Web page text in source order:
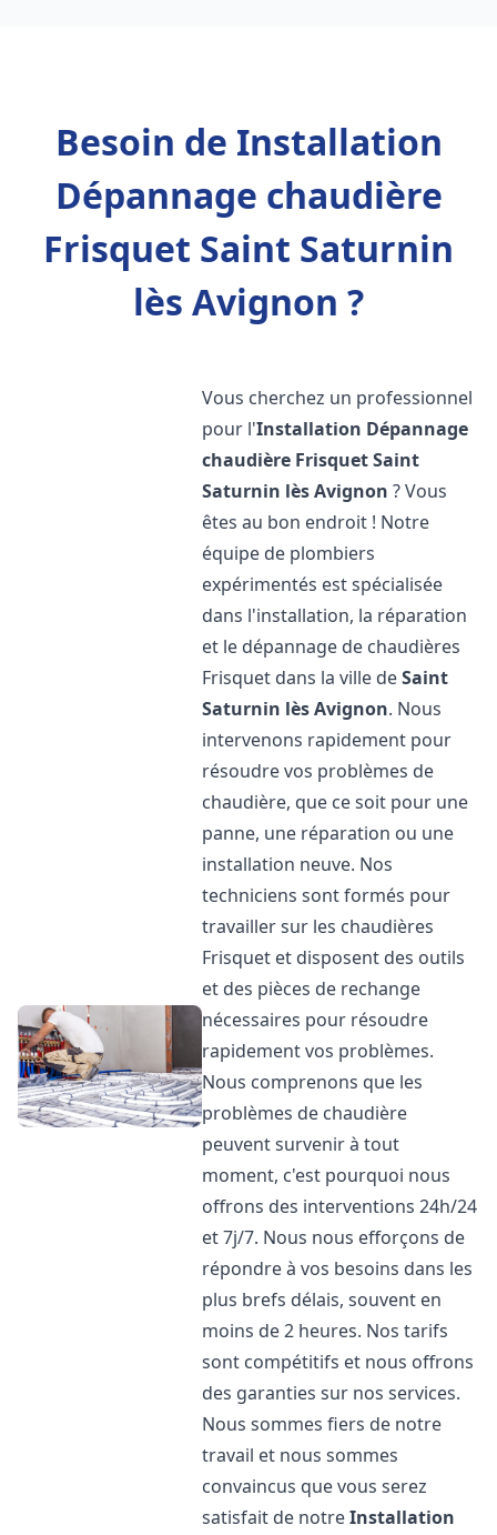
Besoin de Installation
Dépannage chaudière
Frisquet Saint Saturnin
lès Avignon ?
Vous cherchez un professionnel
pour l'Installation Dépannage
chaudière FrisquetSaint
Saturnin lès Avignon ? Vous
êtes au bon endroit ! Notre
équipe de plombiers
expérimentés est spécialisée
dans l'installation, la réparation
et le dépannage de chaudières
Frisquet dans la ville deSaint
Saturnin lès Avignon. Nous
intervenons rapidement pour
résoudre vos problèmes de
chaudière, que ce soit pour une
panne, une réparation ou une
installation neuve. Nos
techniciens sont formés pour
travailler sur les chaudières
Frisquet et disposent des outils
et des pièces de rechange
nécessaires pour résoudre
rapidement vos problèmes.
Nous comprenons que les
problèmes de chaudière
peuvent survenir à tout
moment, c'est pourquoi nous
offrons des interventions 24h/24
et 7j/7. Nous nous efforçons de
répondre à vos besoins dans les
plus brefs délais, souvent en
moins de 2 heures. Nos tarifs
sont compétitifs et nous offrons
des garanties sur nos services.
Nous sommes fiers de notre
travail et nous sommes
convaincus que vous serez
satisfait de notreInstallation